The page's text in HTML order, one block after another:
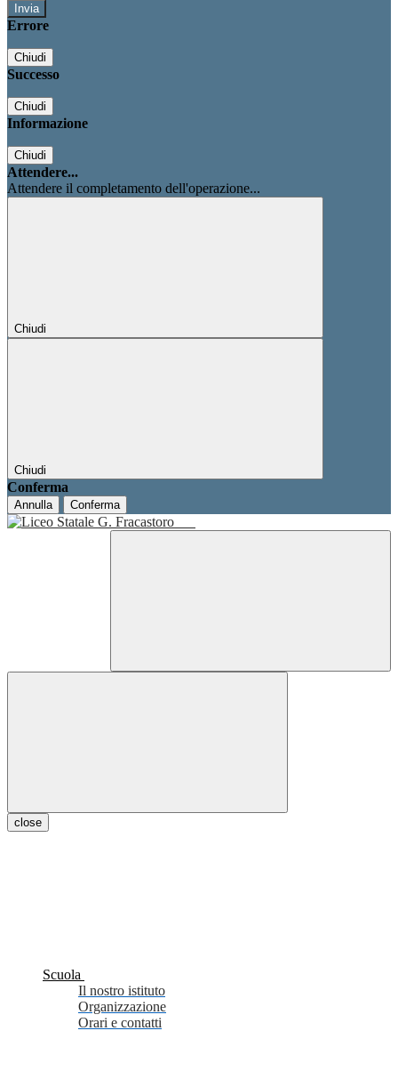
Errore
Chiudi
Successo
Chiudi
Informazione
Chiudi
Attendere...
Attendere il completamento dell'operazione...
Chiudi
Chiudi
Conferma
Annulla Conferma
close
Scuola
Il nostro istituto
Organizzazione
Orari e contatti